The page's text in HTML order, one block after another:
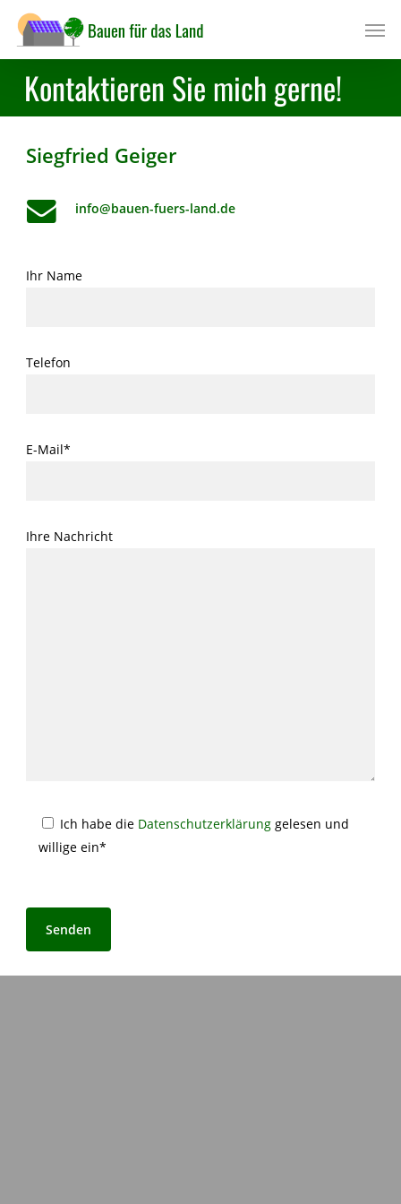
Skip
main
contentKontaktieren Sie mich gerne!
Siegfried Geiger
info@bauen-fuers-land.de
Ihr Name
Telefon
E-Mail*
Ihre Nachricht
Ich habe die Datenschutzerklärunggelesen und
willige ein*